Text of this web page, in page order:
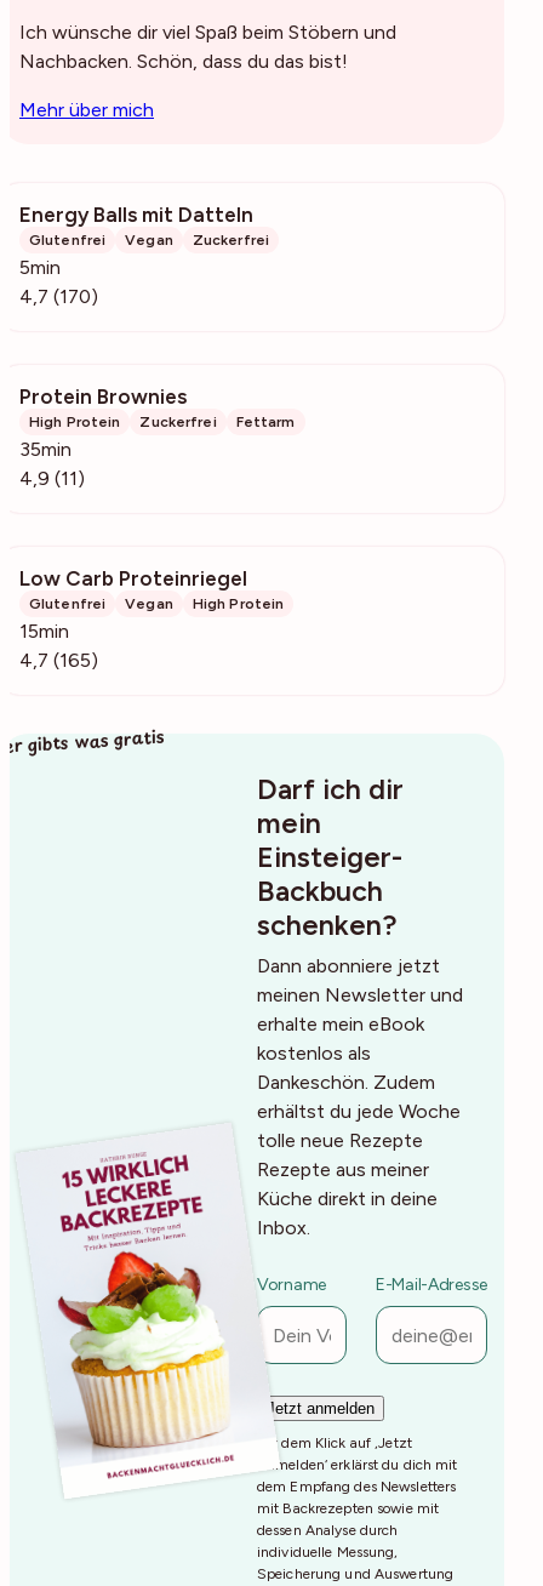
Ich wünsche dir viel Spaß beim Stöbern und
Nachbacken. Schön, dass du das bist!
Mehr über mich
Energy Balls mit Datteln
Glutenfrei Vegan Zuckerfrei
5min
4,7 (170)
Protein Brownies
High Protein Zuckerfrei Fettarm
35min
4,9 (11)
Low Carb Proteinriegel
Glutenfrei Vegan High Protein
15min
4,7 (165)
Darf ich dir
mein
Einsteiger-
Backbuch
schenken?
Dann abonniere jetzt
meinen Newsletter und
erhalte mein eBook
kostenlos als
Dankeschön. Zudem
erhältst du jede Woche
tolle neue Rezepte
Rezepte aus meiner
Küche direkt in deine
Inbox.
Vorname E-Mail-Adresse
Mit dem Klick auf ‚Jetzt
Anmelden‘ erklärst du dich mit
dem Empfang des Newsletters
mit Backrezepten sowie mit
dessen Analyse durch
individuelle Messung,
Speicherung und Auswertung
gibts was gratis